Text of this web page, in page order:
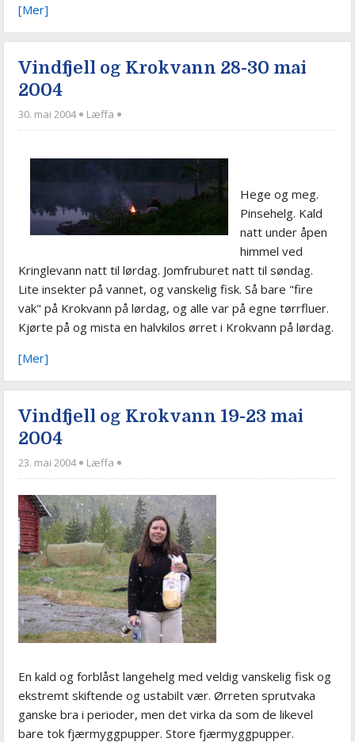
[Mer]
Vindfjell og Krokvann 28-30 mai
2004
30. mai 2004 Læffa
Hege og meg.
Pinsehelg. Kald
natt under åpen
himmel ved
Kringlevann natt til lørdag. Jomfruburet natt til søndag.
Lite insekter på vannet, og vanskelig fisk. Så bare "fire
vak" på Krokvann på lørdag, og alle var på egne tørrfluer.
Kjørte på og mista en halvkilos ørret i Krokvann på lørdag.
[Mer]
Vindfjell og Krokvann 19-23 mai
2004
23. mai 2004 Læffa
En kald og forblåst langehelg med veldig vanskelig fisk og
ekstremt skiftende og ustabilt vær. Ørreten sprutvaka
ganske bra i perioder, men det virka da som de likevel
bare tok fjærmyggpupper. Store fjærmyggpupper.